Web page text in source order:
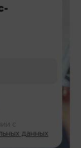
с
данных